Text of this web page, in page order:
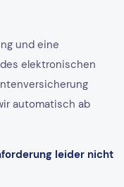
und eine
elektronischen
automatisch ab
leider nicht